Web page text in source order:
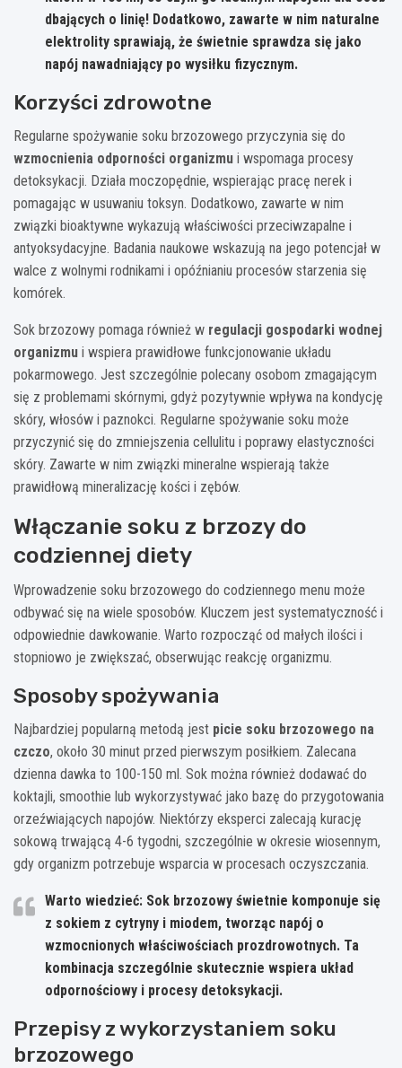
dbających o linię! Dodatkowo, zawarte w nim naturalne
elektrolity sprawiają, że świetnie sprawdza się jako
napój nawadniający po wysiłku fizycznym.
Korzyści zdrowotne
Regularne spożywanie soku brzozowego przyczynia się do
wzmocnienia odporności organizmu i wspomaga procesy
detoksykacji. Działa moczopędnie, wspierając pracę nerek i
pomagając w usuwaniu toksyn. Dodatkowo, zawarte w nim
związki bioaktywne wykazują właściwości przeciwzapalne i
antyoksydacyjne. Badania naukowe wskazują na jego potencjał w
walce z wolnymi rodnikami i opóźnianiu procesów starzenia się
komórek.
Sok brzozowy pomaga również w regulacji gospodarki wodnej
organizmu i wspiera prawidłowe funkcjonowanie układu
pokarmowego. Jest szczególnie polecany osobom zmagającym
się z problemami skórnymi, gdyż pozytywnie wpływa na kondycję
skóry, włosów i paznokci. Regularne spożywanie soku może
przyczynić się do zmniejszenia cellulitu i poprawy elastyczności
skóry. Zawarte w nim związki mineralne wspierają także
prawidłową mineralizację kości i zębów.
Włączanie soku z brzozy do
codziennej diety
Wprowadzenie soku brzozowego do codziennego menu może
odbywać się na wiele sposobów. Kluczem jest systematyczność i
odpowiednie dawkowanie. Warto rozpocząć od małych ilości i
stopniowo je zwiększać, obserwując reakcję organizmu.
Sposoby spożywania
Najbardziej popularną metodą jest picie soku brzozowego na
czczo, około 30 minut przed pierwszym posiłkiem. Zalecana
dzienna dawka to 100-150 ml. Sok można również dodawać do
koktajli, smoothie lub wykorzystywać jako bazę do przygotowania
orzeźwiających napojów. Niektórzy eksperci zalecają kurację
sokową trwającą 4-6 tygodni, szczególnie w okresie wiosennym,
gdy organizm potrzebuje wsparcia w procesach oczyszczania.
Warto wiedzieć: Sok brzozowy świetnie komponuje się
z sokiem z cytryny i miodem, tworząc napój o
wzmocnionych właściwościach prozdrowotnych. Ta
kombinacja szczególnie skutecznie wspiera układ
odpornościowy i procesy detoksykacji.
Przepisy z wykorzystaniem soku
brzozowego